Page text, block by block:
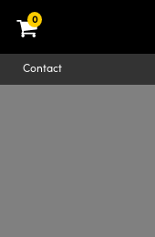
0
Contact